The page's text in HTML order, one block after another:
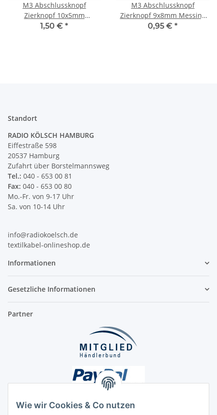
Wie wir Cookies & Co nutzen
M3 Abschlussknopf
Zierknopf 10x5mm
zylindrisch Messing für
1,50 € *
M3 Abschlussknopf
Zierknopf 9x8mm Messing
für Lampen und
0,95 € *
Standort
RADIO KÖLSCH HAMBURG
Eiffestraße 598
20537 Hamburg
Zufahrt über Borstelmannsweg
Tel.: 040 - 653 00 81
Fax: 040 - 653 00 80
Mo.-Fr. von 9-17 Uhr
Sa. von 10-14 Uhr
info@radiokoelsch.de
textilkabel-onlineshop.de
Informationen
Gesetzliche Informationen
Partner